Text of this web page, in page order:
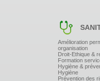
Amélioration
organisation
Droit-Ethique &
Formation
Hygiène &
Hygiène
Prévention des